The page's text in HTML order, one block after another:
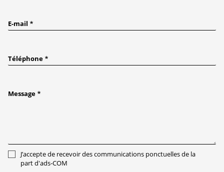
E-mail
Téléphone
Message
J’accepte de recevoir des communications ponctuelles de la
part d'ads-COM